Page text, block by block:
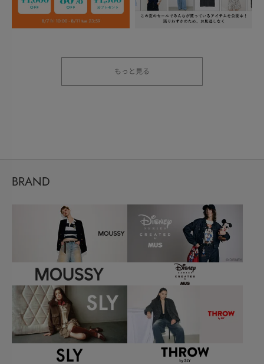
もっと見る
BRAND